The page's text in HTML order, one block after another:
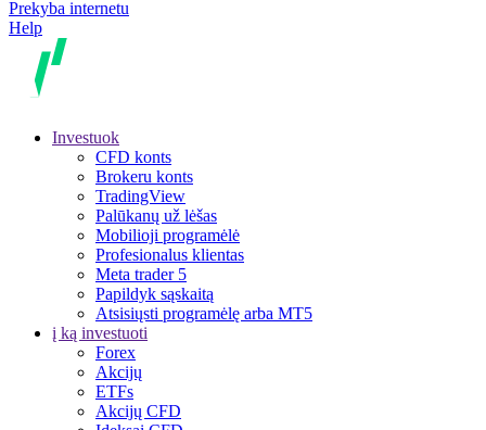
Prekyba internetu
Help
Investuok
CFD konts
Brokeru konts
TradingView
Palūkanų už lėšas
Mobilioji programėlė
Profesionalus klientas
Meta trader 5
Papildyk sąskaitą
Atsisiųsti programėlę arba MT5
į ką investuoti
Forex
Akcijų
ETFs
Akcijų CFD